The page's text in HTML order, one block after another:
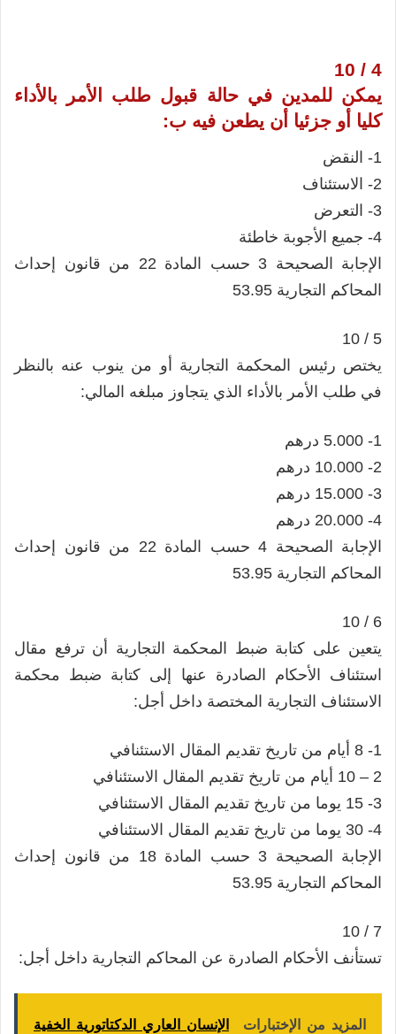
4 / 10
يمكن للمدين في حالة قبول طلب الأمر بالأداء
كليا أو جزئيا أن يطعن فيه ب:
1- النقض
2- الاستئناف
3- التعرض
4- جميع الأجوبة خاطئة
الإجابة الصحيحة 3 حسب المادة 22 من قانون إحداث
المحاكم التجارية 53.95
5 / 10
يختص رئيس المحكمة التجارية أو من ينوب عنه بالنظر
في طلب الأمر بالأداء الذي يتجاوز مبلغه المالي:
1- 5.000 درهم
2- 10.000 درهم
3- 15.000 درهم
4- 20.000 درهم
الإجابة الصحيحة 4 حسب المادة 22 من قانون إحداث
المحاكم التجارية 53.95
6 / 10
يتعين على كتابة ضبط المحكمة التجارية أن ترفع مقال
استئناف الأحكام الصادرة عنها إلى كتابة ضبط محكمة
الاستئناف التجارية المختصة داخل أجل:
1- 8 أيام من تاريخ تقديم المقال الاستئنافي
2 – 10 أيام من تاريخ تقديم المقال الاستئنافي
3- 15 يوما من تاريخ تقديم المقال الاستئنافي
4- 30 يوما من تاريخ تقديم المقال الاستئنافي
الإجابة الصحيحة 3 حسب المادة 18 من قانون إحداث
المحاكم التجارية 53.95
7 / 10
تستأنف الأحكام الصادرة عن المحاكم التجارية داخل أجل:
المزيد من الإختبارات
الإنسان العاري الدكتاتورية الخفية